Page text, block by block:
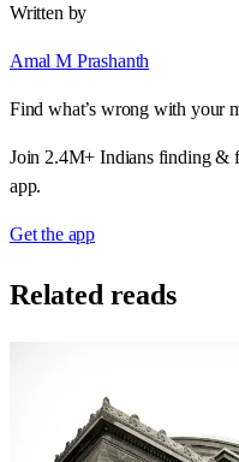
Written by
Amal M Prashanth
Find what’s wrong with your
Join 2.4M+ Indians finding &
app.
Get the app
Related reads